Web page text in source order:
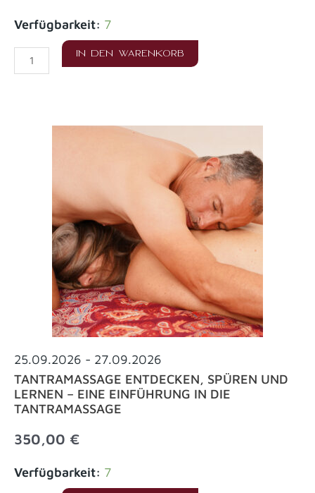
350,00 €
Verfügbarkeit: 7
Tantramassage
entdecken,
spüren
und
Tantramassage
IN DEN WARENKORB
25.09.2026 - 27.09.2026
TANTRAMASSAGE ENTDECKEN, SPÜREN UND
LERNEN – EINE EINFÜHRUNG IN DIE
TANTRAMASSAGE
350,00 €
Verfügbarkeit: 7
Tantramassage
entdecken,